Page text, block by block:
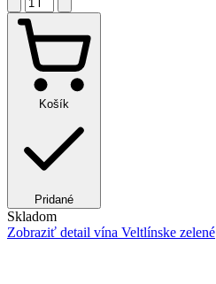
Košík
Pridané
Skladom
Zobraziť detail vína Veltlínske zelené